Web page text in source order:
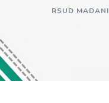
RSUD MADANI